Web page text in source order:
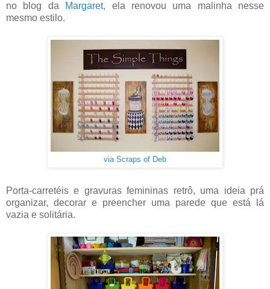
no blog da
Margaret, ela renovou uma malinha nesse
mesmo estilo.
via Scraps of Deb
Porta-carretéis e gravuras femininas retrô, uma ideia prá
organizar, decorar e preencher uma parede que está lá
vazia e solitária.